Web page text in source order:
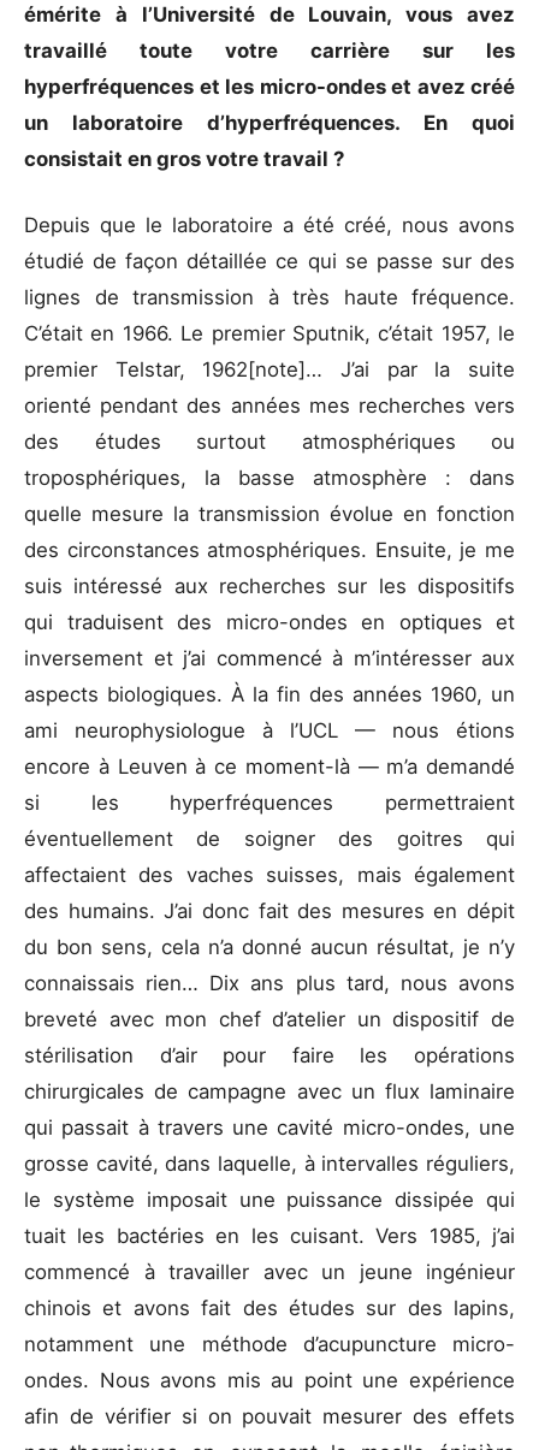
émérite à l’Université de Louvain, vous avez
travaillé toute votre carrière sur les
hyperfréquences et les micro-ondes et avez créé
un laboratoire d’hyperfréquences. En quoi
consistait en gros votre travail ?
Depuis que le laboratoire a été créé, nous avons
étudié de façon détaillée ce qui se passe sur des
lignes de transmission à très haute fréquence.
C’était en 1966. Le premier Sputnik, c’était 1957, le
premier Telstar, 1962[note]… J’ai par la suite
orienté pendant des années mes recherches vers
des études surtout atmosphériques ou
troposphériques, la basse atmosphère : dans
quelle mesure la transmission évolue en fonction
des circonstances atmosphériques. Ensuite, je me
suis intéressé aux recherches sur les dispositifs
qui traduisent des micro-ondes en optiques et
inversement et j’ai commencé à m’intéresser aux
aspects biologiques. À la fin des années 1960, un
ami neurophysiologue à l’UCL — nous étions
encore à Leuven à ce moment-là — m’a demandé
si les hyperfréquences permettraient
éventuellement de soigner des goitres qui
affectaient des vaches suisses, mais également
des humains. J’ai donc fait des mesures en dépit
du bon sens, cela n’a donné aucun résultat, je n’y
connaissais rien… Dix ans plus tard, nous avons
breveté avec mon chef d’atelier un dispositif de
stérilisation d’air pour faire les opérations
chirurgicales de campagne avec un flux laminaire
qui passait à travers une cavité micro-ondes, une
grosse cavité, dans laquelle, à intervalles réguliers,
le système imposait une puissance dissipée qui
tuait les bactéries en les cuisant. Vers 1985, j’ai
commencé à travailler avec un jeune ingénieur
chinois et avons fait des études sur des lapins,
notamment une méthode d’acupuncture micro-
ondes. Nous avons mis au point une expérience
afin de vérifier si on pouvait mesurer des effets